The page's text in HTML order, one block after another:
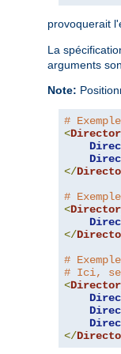
provoquerait
La
arguments
Note:
#
<
</
#
<
</
#
# Ici,
<
</